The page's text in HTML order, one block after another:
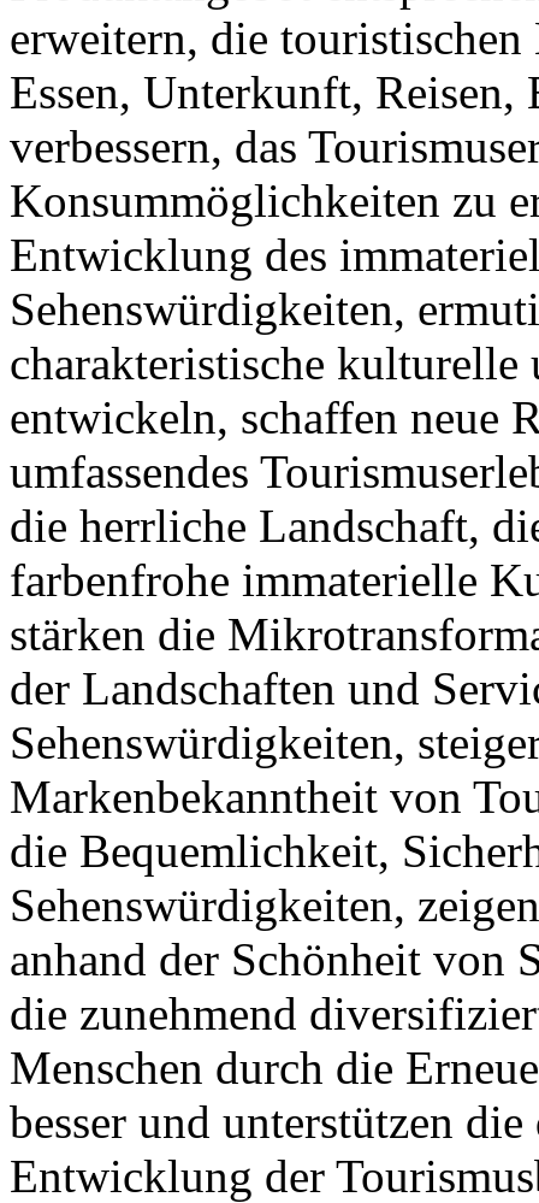
erweitern, die
Essen, Unterkunft,
verbessern, das
Konsummöglichkeiten zu
Entwicklung des
Sehenswürdigkeiten,
charakteristische
entwickeln, schaffen neue
umfassendes
die herrliche Landschaft,
farbenfrohe immaterielle
stärken die
der Landschaften und
Sehenswürdigkeiten,
Markenbekanntheit von
die Bequemlichkeit,
Sehenswürdigkeiten,
anhand der Schönheit von
die zunehmend
Menschen durch die
besser und unterstützen
Entwicklung der